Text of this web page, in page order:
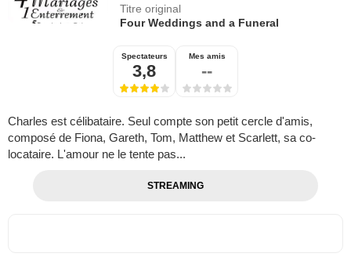
Titre original
Four Weddings and a Funeral
Spectateurs
3,8
Mes amis
--
Charles est célibataire. Seul compte son petit cercle d'amis,
composé de Fiona, Gareth, Tom, Matthew et Scarlett, sa co-
locataire. L'amour ne le tente pas...
STREAMING